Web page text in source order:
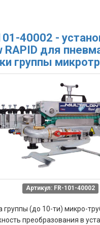
40002 -
RAPID для
группы
Артикул: FR-101-40002
группы (до 10-ти) микро-
преобразования в